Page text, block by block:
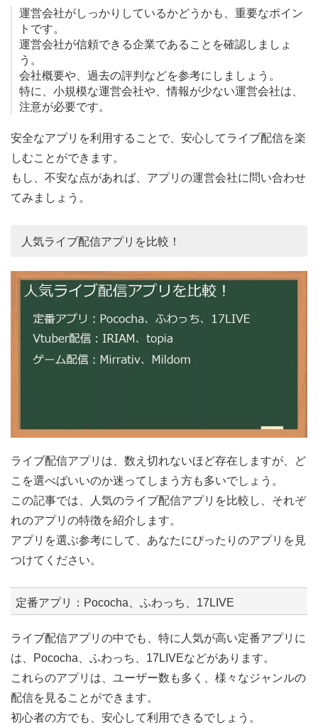
運営会社がしっかりしているかどうかも、重要なポイン
トです。
運営会社が信頼できる企業であることを確認しましょ
う。
会社概要や、過去の評判などを参考にしましょう。
特に、小規模な運営会社や、情報が少ない運営会社は、
注意が必要です。
安全なアプリを利用することで、安心してライブ配信を楽
しむことができます。
もし、不安な点があれば、アプリの運営会社に問い合わせ
てみましょう。
人気ライブ配信アプリを比較！
ライブ配信アプリは、数え切れないほど存在しますが、ど
こを選べばいいのか迷ってしまう方も多いでしょう。
この記事では、人気のライブ配信アプリを比較し、それぞ
れのアプリの特徴を紹介します。
アプリを選ぶ参考にして、あなたにぴったりのアプリを見
つけてください。
定番アプリ：Pococha、ふわっち、17LIVE
ライブ配信アプリの中でも、特に人気が高い定番アプリに
は、Pococha、ふわっち、17LIVEなどがあります。
これらのアプリは、ユーザー数も多く、様々なジャンルの
配信を見ることができます。
初心者の方でも、安心して利用できるでしょう。